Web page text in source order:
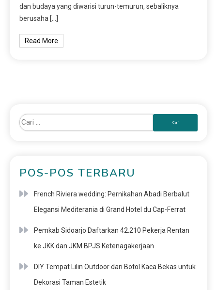
dan budaya yang diwarisi turun-temurun, sebaliknya
berusaha […]
Read More
POS-POS TERBARU
French Riviera wedding: Pernikahan Abadi Berbalut
Elegansi Mediterania di Grand Hotel du Cap-Ferrat
Pemkab Sidoarjo Daftarkan 42.210 Pekerja Rentan
ke JKK dan JKM BPJS Ketenagakerjaan
DIY Tempat Lilin Outdoor dari Botol Kaca Bekas untuk
Dekorasi Taman Estetik